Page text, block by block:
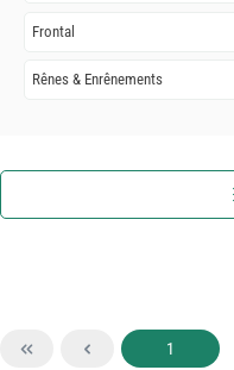
Frontal
Rênes & Enrênements
Page
1